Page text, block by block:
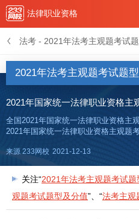
法律职业资格
法考 - 2021年法考主观题考试
2021年法考主观题考试题
2021年国家统一法律职业资格主
全国2021年国家统一法律职业资格主
2021年国家统一法律职业资格主观题
题考试时间安排：9:00—13:00，考试
法律职业资格考试主观题考试真题答案
来源 233网校 2021-12-13
关注“2021年法考主观题考试题
观题考试题型及分值”、“法考主观